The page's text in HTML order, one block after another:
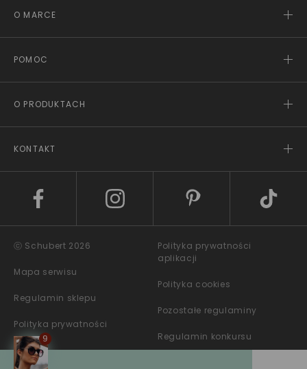
O MARCE
POMOC
O PRODUKTACH
KONTAKT
ⓒ Schubert 2026
Mapa serwisu
Regulamin sklepu
Polityka prywatności
Polityka prywatności
aplikacji
Polityka cookies
Pozostałe regulaminy
Regulamin konkursu